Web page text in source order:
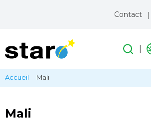
Aller
au
principal
Menu
Contact
Fil
Accueil Mali
Mali